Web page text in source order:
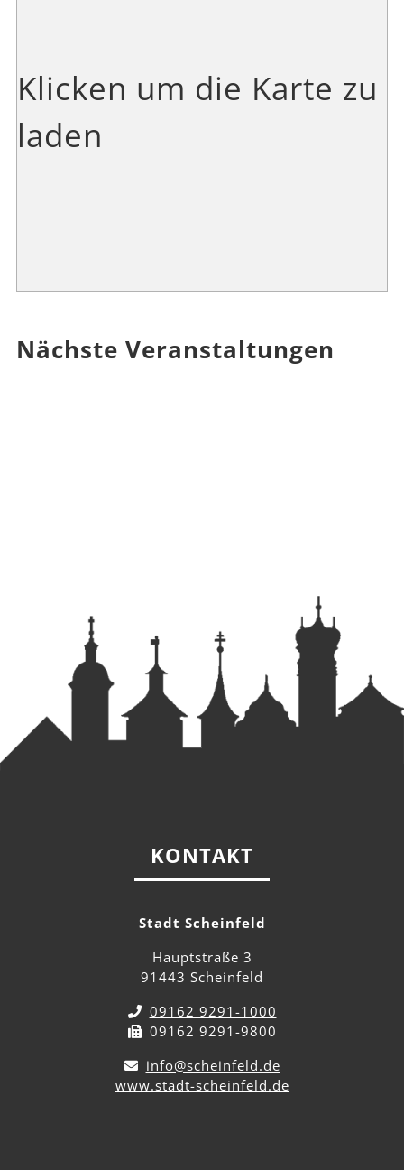
Klicken um die Karte zu
laden
Nächste Veranstaltungen
KONTAKT
Stadt Scheinfeld
Hauptstraße 3
91443 Scheinfeld
09162 9291-1000
09162 9291-9800
info@scheinfeld.de
www.stadt-scheinfeld.de